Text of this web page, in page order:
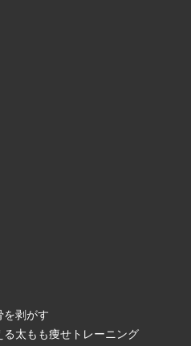
を剥がす
る太もも痩せトレーニング